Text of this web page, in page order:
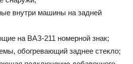
внутри машины на задней
на ВАЗ-211 номерной знак;
обогревающий заднее стекло;